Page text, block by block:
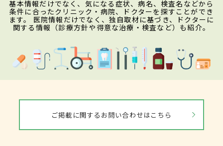
基本情報だけでなく、気になる症状、病名、検査名などから
条件に合ったクリニック・病院、ドクターを探すことができ
ます。 医院情報だけでなく、独自取材に基づき、ドクターに
関する情報（診療方針や得意な治療・検査など）も紹介。
ご掲載に関するお問い合わせはこちら